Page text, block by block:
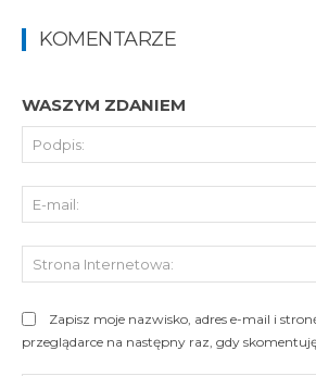
KOMENTARZE
WASZYM ZDANIEM
Zapisz moje nazwisko, adres e-mail i
przeglądarce na następny raz, gdy